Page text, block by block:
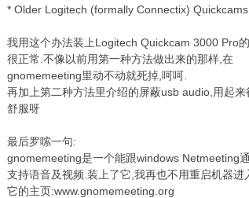
* Older Logitech (formally Connectix)
我用这个办法装上Logitech Quickcam 3000 Pro
很正常.不像以前用第一种方法做出来的那样,在
gnomemeeting里动不动就死掉,呵呵.
再加上第二种方法里介绍的屏蔽usb audio,用起来
舒服呀
最后罗嗦一句:
gnomemeeting是一个能跟windows Netmeeting
支持语音及视频.装上了它,我再也不用重启机器进
它的主页:www.gnomemeeting.org